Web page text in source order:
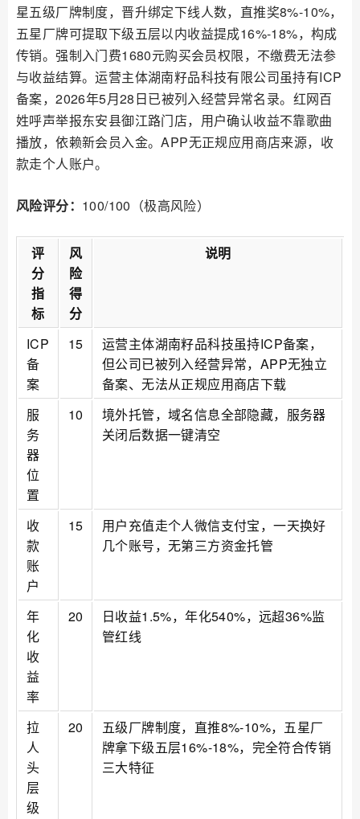
星五级厂牌制度，晋升绑定下线人数，直推奖8%-10%，
五星厂牌可提取下级五层以内收益提成16%-18%，构成
传销。强制入门费1680元购买会员权限，不缴费无法参
与收益结算。运营主体湖南籽品科技有限公司虽持有ICP
备案，2026年5月28日已被列入经营异常名录。红网百
姓呼声举报东安县御江路门店，用户确认收益不靠歌曲
播放，依赖新会员入金。APP无正规应用商店来源，收
款走个人账户。
风险评分： 100/100（极高风险）
评
分
指
标
风
险
得
分
说明
ICP
备
案
15
运营主体湖南籽品科技虽持ICP备案，
但公司已被列入经营异常，APP无独立
备案、无法从正规应用商店下载
服
务
器
位
置
10
境外托管，域名信息全部隐藏，服务器
关闭后数据一键清空
收
款
账
户
15
用户充值走个人微信支付宝，一天换好
几个账号，无第三方资金托管
年
化
收
益
率
20
日收益1.5%，年化540%，远超36%监
管红线
拉
人
头
层
级
20
五级厂牌制度，直推8%-10%，五星厂
牌拿下级五层16%-18%，完全符合传销
三大特征